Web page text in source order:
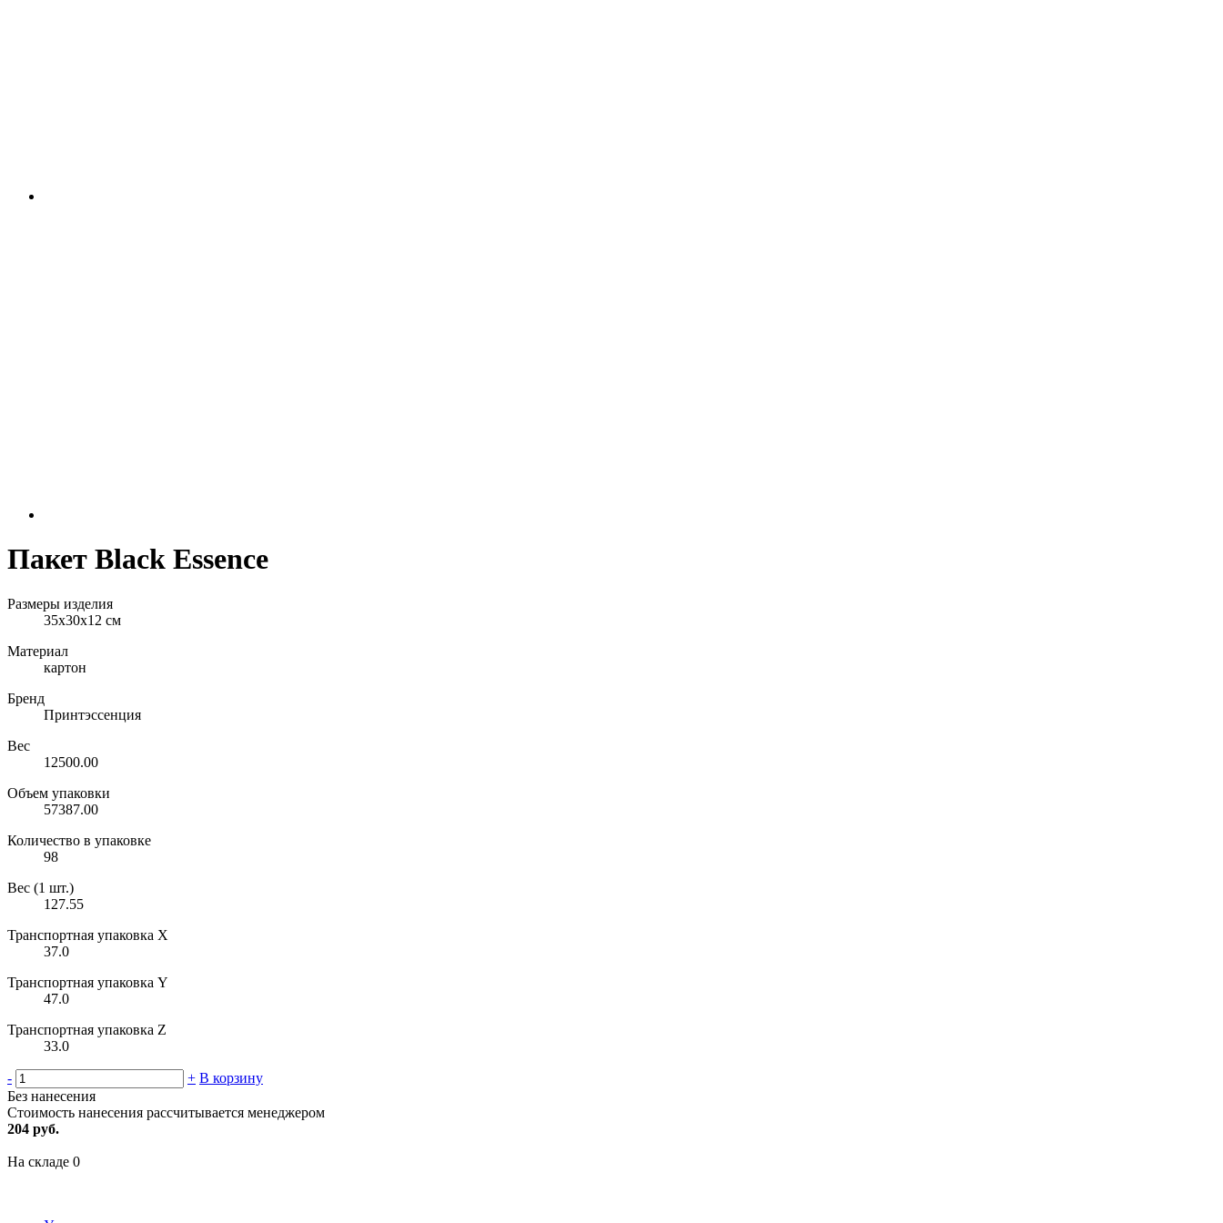
Пакет Black Essence
Размеры изделия
35х30х12 см
Материал
картон
Бренд
Принтэссенция
Вес
12500.00
Объем упаковки
57387.00
Количество в упаковке
98
Вес (1 шт.)
127.55
Транспортная упаковка X
37.0
Транспортная упаковка Y
47.0
Транспортная упаковка Z
33.0
- + В корзину
Без нанесения
Стоимость нанесения рассчитывается менеджером
204 руб.
На складе 0